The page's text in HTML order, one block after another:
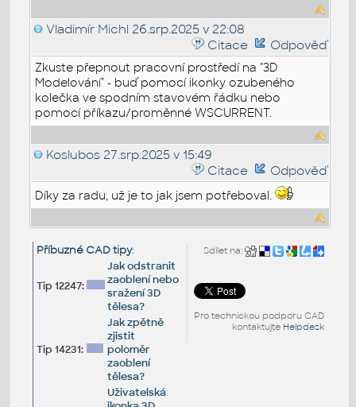
Vladimír Michl 26.srp.2025 v 22:08
Citace
Odpověď
Zkuste přepnout pracovní prostředí na "3D
Modelování" - buď pomocí ikonky ozubeného
kolečka ve spodním stavovém řádku nebo
pomocí příkazu/proměnné WSCURRENT.
Koslubos 27.srp.2025 v 15:49
Citace
Odpověď
Díky za radu, už je to jak jsem potřeboval.
Sdílet na:
Pro technickou podporu CAD
kontaktujte Helpdesk
Příbuzné CAD tipy:
Tip 12247:
Jak odstranit
zaoblení nebo
sražení 3D
tělesa?
Tip 14231:
Jak zpětně
zjistit
poloměr
zaoblení
tělesa?
Uživatelská